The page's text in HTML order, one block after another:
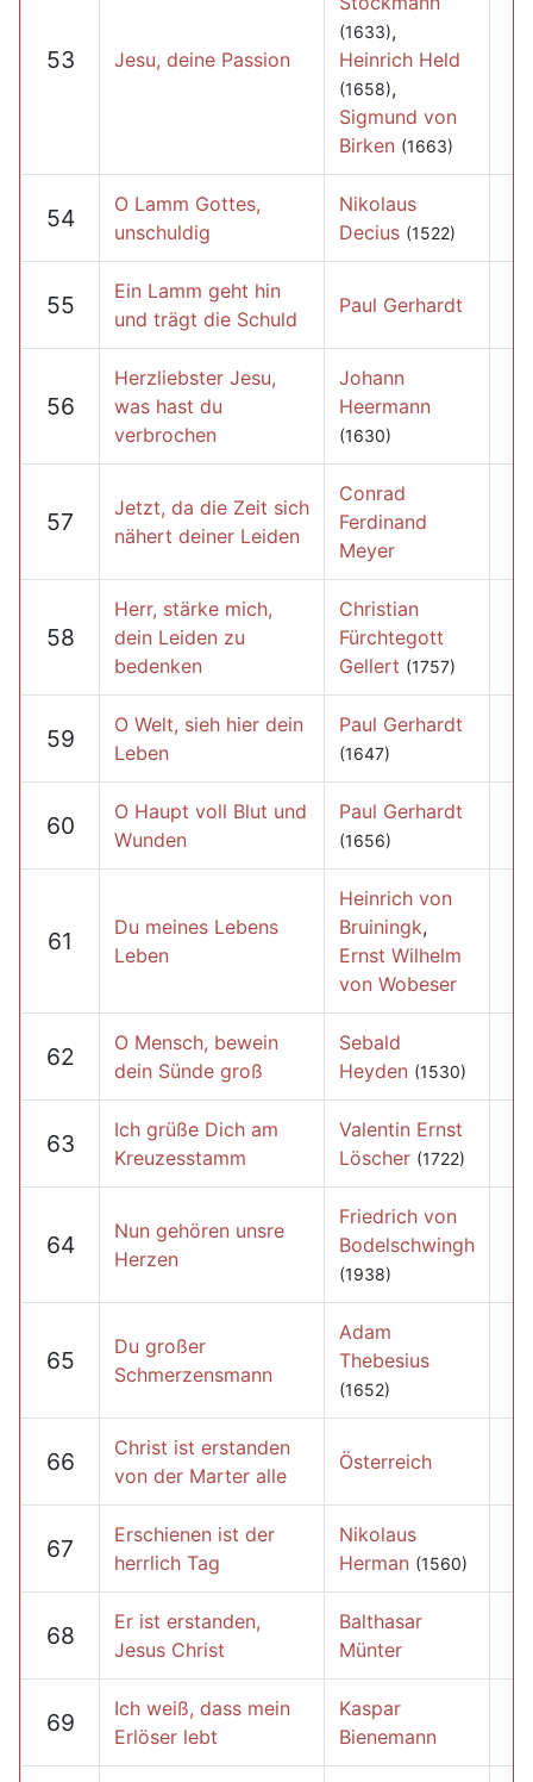
53 Jesu, deine Passion
(1633),
Heinrich Held
(1658),
Sigmund von
Birken (1663)
54
O Lamm Gottes,
unschuldig
Nikolaus
Decius (1522)
55
Ein Lamm geht hin
und trägt die Schuld
Paul Gerhardt
56
Herzliebster Jesu,
was hast du
verbrochen
Johann
Heermann
(1630)
57
Jetzt, da die Zeit sich
nähert deiner Leiden
Conrad
Ferdinand
Meyer
58
Herr, stärke mich,
dein Leiden zu
bedenken
Christian
Fürchtegott
Gellert (1757)
59
O Welt, sieh hier dein
Leben
Paul Gerhardt
(1647)
60
O Haupt voll Blut und
Wunden
Paul Gerhardt
(1656)
61
Du meines Lebens
Leben
Heinrich von
Bruiningk,
Ernst Wilhelm
von Wobeser
62
O Mensch, bewein
dein Sünde groß
Sebald
Heyden (1530)
63
Ich grüße Dich am
Kreuzesstamm
Valentin Ernst
Löscher (1722)
64
Nun gehören unsre
Herzen
Friedrich von
Bodelschwingh
(1938)
65
Du großer
Schmerzensmann
Adam
Thebesius
(1652)
66
Christ ist erstanden
von der Marter alle
Österreich
67
Erschienen ist der
herrlich Tag
Nikolaus
Herman (1560)
68
Er ist erstanden,
Jesus Christ
Balthasar
Münter
69
Ich weiß, dass mein
Erlöser lebt
Kaspar
Bienemann